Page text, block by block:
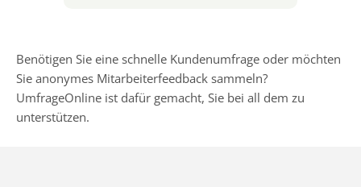
Benötigen Sie eine schnelle Kundenumfrage oder möchten
Sie anonymes Mitarbeiterfeedback sammeln?
UmfrageOnline ist dafür gemacht, Sie bei all dem zu
unterstützen.